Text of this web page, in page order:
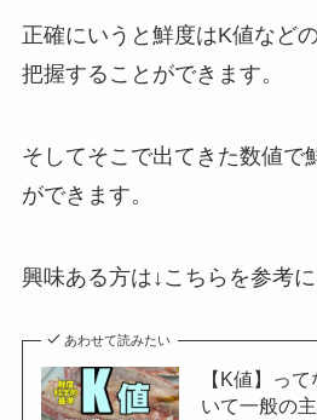
正確にいうと鮮度はK値など
把握することができます。
そしてそこで出てきた数値で
ができます。
興味ある方は↓こちらを参考に
あわせて読みたい
【K値】っ
いて一般の